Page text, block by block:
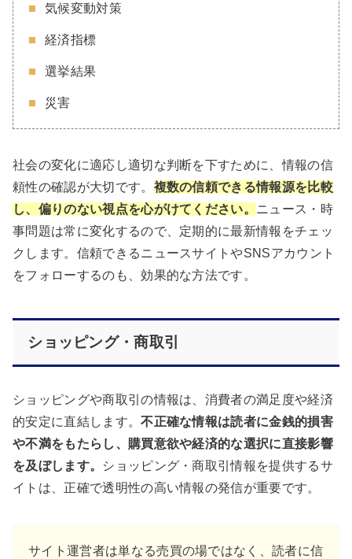
気候変動対策
経済指標
選挙結果
災害
社会の変化に適応し適切な判断を下すために、情報の信
頼性の確認が大切です。 複数の信頼できる情報源を比較
し、偏りのない視点を心がけてください。 ニュース・時
事問題は常に変化するので、定期的に最新情報をチェッ
クします。信頼できるニュースサイトやSNSアカウント
をフォローするのも、効果的な方法です。
ショッピング・商取引
ショッピングや商取引の情報は、消費者の満足度や経済
的安定に直結します。不正確な情報は読者に金銭的損害
や不満をもたらし、購買意欲や経済的な選択に直接影響
を及ぼします。
ショッピング・商取引情報を提供するサ
イトは、正確で透明性の高い情報の発信が重要です。
サイト運営者は単なる売買の場ではなく、読者に信